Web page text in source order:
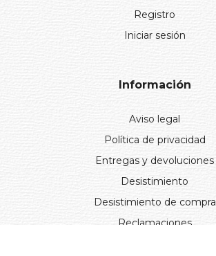
Registro
Iniciar sesión
Información
Aviso legal
Política de privacidad
Entregas y devoluciones
Desistimiento
Desistimiento de compra
Reclamaciones